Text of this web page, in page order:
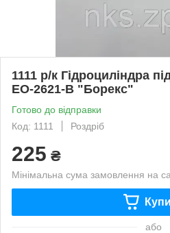
1111 р/к Гідроциліндра
ЕО-2621-В "Борекс"
Готово до відправки
Код: 1111
Роздріб
225 ₴
Мінімальна сума замовлення на
або